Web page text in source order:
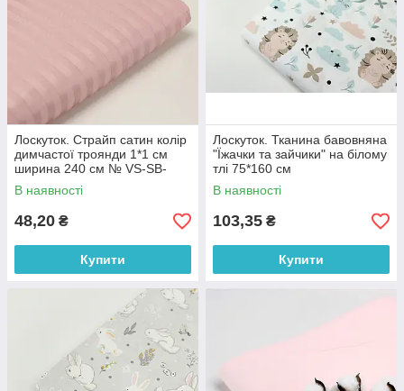
Лоскуток. Страйп сатин колір
димчастої троянди 1*1 см
ширина 240 см № VS-SB-
2013, 44*110 см
В наявності
48,20 ₴
Купити
Лоскуток. Тканина бавовняна
"Їжачки та зайчики" на білому
тлі 75*160 см
В наявності
103,35 ₴
Купити